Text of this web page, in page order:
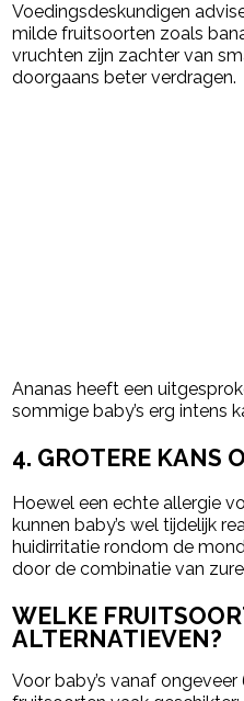
Voedingsdeskundigen
milde fruitsoorten zoals
vruchten zijn zachter van
doorgaans beter verdragen.
Ananas heeft een
sommige baby’s erg intens
4. GROTERE KANS
Hoewel een echte allergie
kunnen baby’s wel tijdelijk
huidirritatie rondom de
door de combinatie van
WELKE
ALTERNATIEVEN?
Voor baby’s vanaf